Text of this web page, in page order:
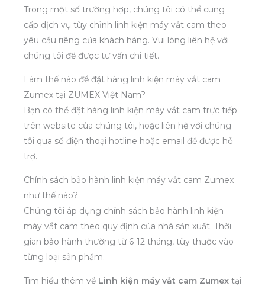
Trong một số trường hợp, chúng tôi có thể cung
cấp dịch vụ tùy chỉnh linh kiện máy vắt cam theo
yêu cầu riêng của khách hàng. Vui lòng liên hệ với
chúng tôi để được tư vấn chi tiết.
Làm thế nào để đặt hàng linh kiện máy vắt cam
Zumex tại ZUMEX Việt Nam?
Bạn có thể đặt hàng linh kiện máy vắt cam trực tiếp
trên website của chúng tôi, hoặc liên hệ với chúng
tôi qua số điện thoại hotline hoặc email để được hỗ
trợ.
Chính sách bảo hành linh kiện máy vắt cam Zumex
như thế nào?
Chúng tôi áp dụng chính sách bảo hành linh kiện
máy vắt cam theo quy định của nhà sản xuất. Thời
gian bảo hành thường từ 6-12 tháng, tùy thuộc vào
từng loại sản phẩm.
Tìm hiểu thêm về Linh kiện máy vắt cam Zumex tại